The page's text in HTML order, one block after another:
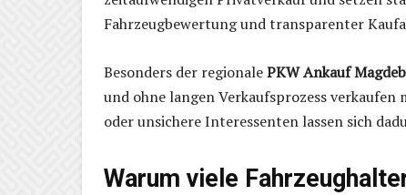
Fahrzeugbewertung und transparenter
Besonders der regionalePKW Ankauf
und ohne langen Verkaufsprozess
oder unsichere Interessenten lassen sich
Warum viele